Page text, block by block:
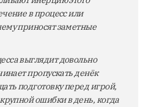
в процесс или
приносят заметные
выглядит довольно
пропускать денёк
подготовку перед игрой,
ошибки в день, когда